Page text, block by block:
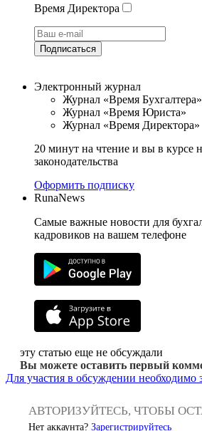
Время Директора
Подписаться
Электронный журнал
Журнал «Время Бухгалтера»
Журнал «Время Юриста»
Журнал «Время Директора»
20 минут на чтение и вы в курсе
законодательства
Оформить подписку
RunaNews
Самые важные новости для
кадровиков на вашем телефоне
эту статью еще не обсуждали
Вы можете оставить первый
Для участия в обсуждении необходимо
АВТОРИЗУЙТЕСЬ, ЧТОБЫ
Нет аккаунта? Зарегистрируйтесь